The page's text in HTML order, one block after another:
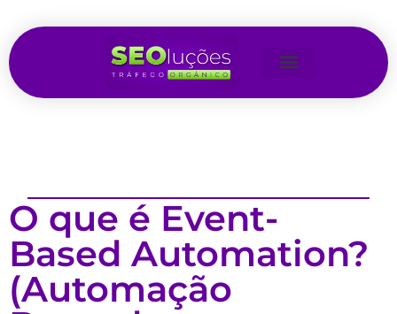
O que é Event-
Based Automation?
(Automação